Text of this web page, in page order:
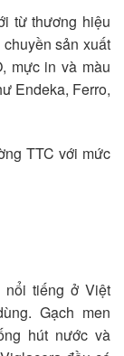
từ thương hiệu
sản xuất
mực in và màu
Endeka, Ferro,
TTC với mức
nổi tiếng ở Việt
Gạch men
hút nước và